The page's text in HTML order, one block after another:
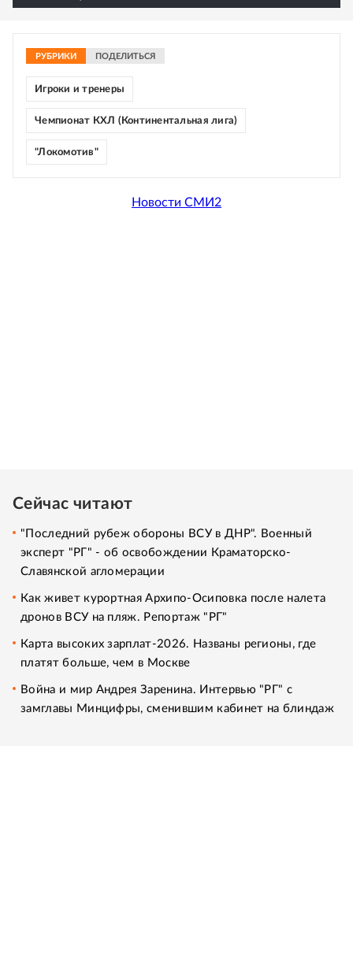
РУБРИКИ ПОДЕЛИТЬСЯ
Игроки и тренеры
Чемпионат КХЛ (Континентальная лига)
"Локомотив"
Новости СМИ2
Сейчас читают
"Последний рубеж обороны ВСУ в ДНР". Военный
эксперт "РГ" - об освобождении Краматорско-
Славянской агломерации
Как живет курортная Архипо-Осиповка после налета
дронов ВСУ на пляж. Репортаж "РГ"
Карта высоких зарплат-2026. Названы регионы, где
платят больше, чем в Москве
Война и мир Андрея Заренина. Интервью "РГ" с
замглавы Минцифры, сменившим кабинет на блиндаж